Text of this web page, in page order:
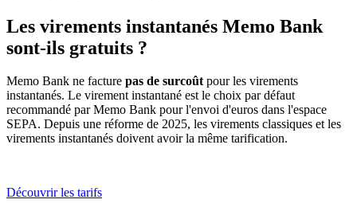
Les virements instantanés Memo Bank
sont-ils gratuits ?
Memo Bank ne facture pas de surcoûtpour les virements
instantanés. Le virement instantané est le choix par défaut
recommandé par Memo Bank pour l'envoi d'euros dans l'espace
SEPA. Depuis une réforme de 2025, les virements classiques et les
virements instantanés doivent avoir la même tarification.
Découvrir les tarifs